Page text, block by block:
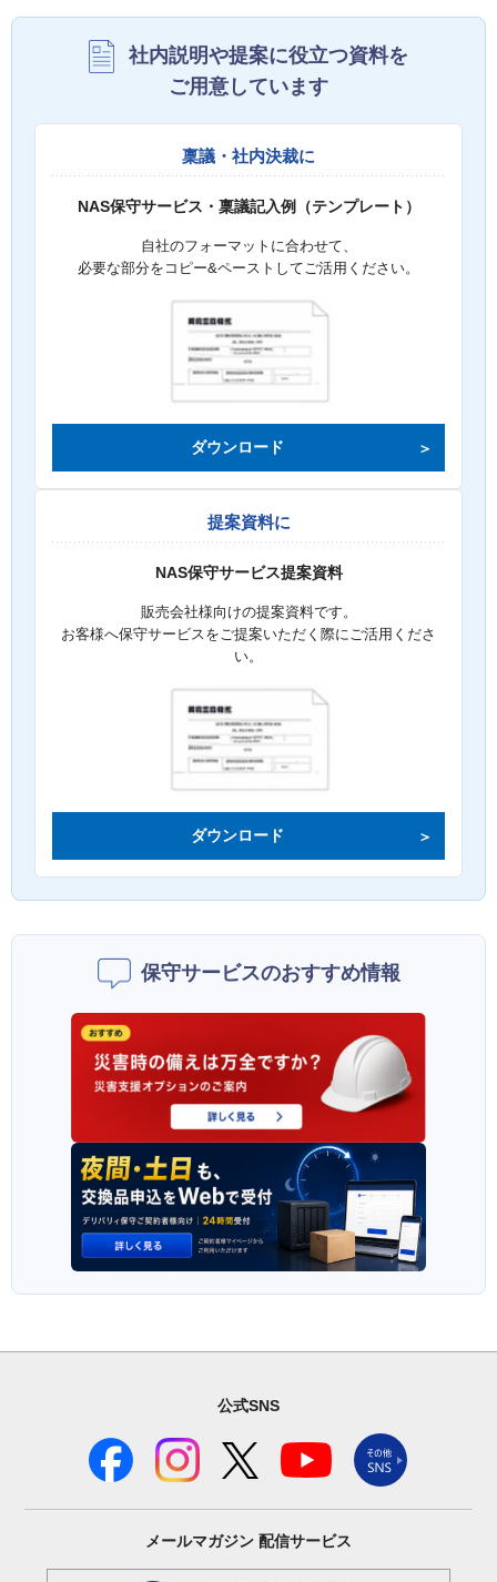
社内説明や提案に役立つ資料を
ご用意しています
稟議・社内決裁に
NAS保守サービス・稟議記入例（テンプレート）
自社のフォーマットに合わせて、
必要な部分をコピー&ペーストしてご活用ください。
ダウンロード
提案資料に
NAS保守サービス提案資料
販売会社様向けの提案資料です。
お客様へ保守サービスをご提案いただく際にご活用くださ
い。
ダウンロード
保守サービスのおすすめ情報
公式SNS
メールマガジン 配信サービス